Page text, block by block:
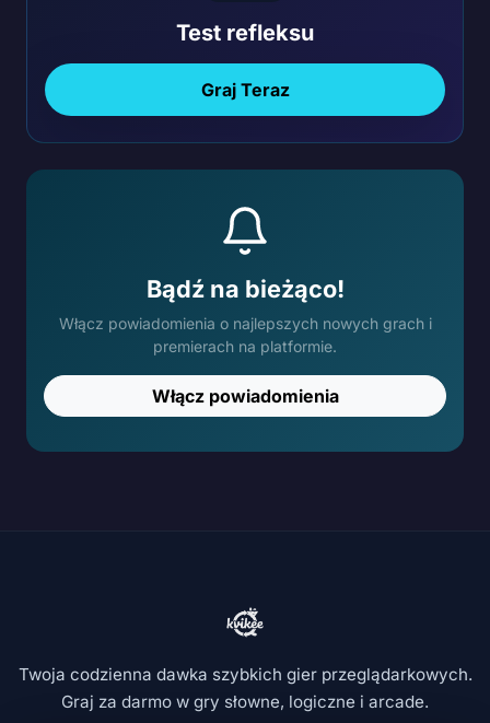
Test refleksu
Graj Teraz
Bądź na bieżąco!
Włącz powiadomienia o najlepszych nowych grach i
premierach na platformie.
Włącz powiadomienia
Twoja codzienna dawka szybkich gier przeglądarkowych.
Graj za darmo w gry słowne, logiczne i arcade.